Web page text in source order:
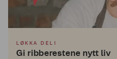
LØKKA DELI
Gi ribberestene nytt liv